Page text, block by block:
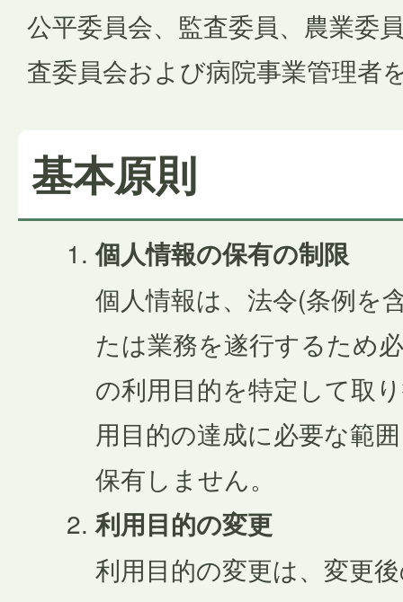
公平委員会、監査委員、農業委
査委員会および病院事業管理者
基本原則
個人情報の保有の制限
個人情報は、法令(条例を
たは業務を遂行するため
の利用目的を特定して取
用目的の達成に必要な範
保有しません。
利用目的の変更
利用目的の変更は、変更